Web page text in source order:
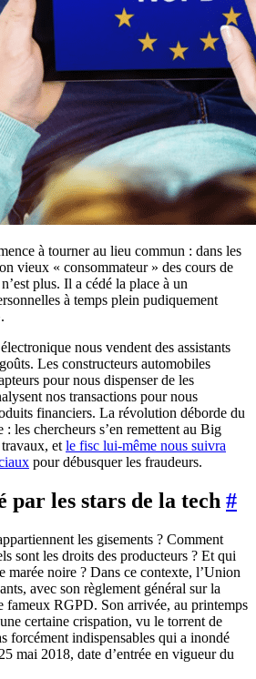
à tourner au lieu commun : dans les
vieux « consommateur » des cours de
plus. Il a cédé la place à un
à temps plein pudiquement
nous vendent des assistants
Les constructeurs automobiles
pour nous dispenser de les
nos transactions pour nous
financiers. La révolution déborde du
: les chercheurs s’en remettent au Big
et le fisc lui-même nous suivra
pour débusquer les fraudeurs.
par les stars de la tech #
les gisements ? Comment
sont les droits des producteurs ? Et qui
marée noire ? Dans ce contexte, l’Union
avec son règlement général sur la
fameux RGPD. Son arrivée, au printemps
certaine crispation, vu le torrent de
forcément indispensables qui a inondé
mai 2018, date d’entrée en vigueur du